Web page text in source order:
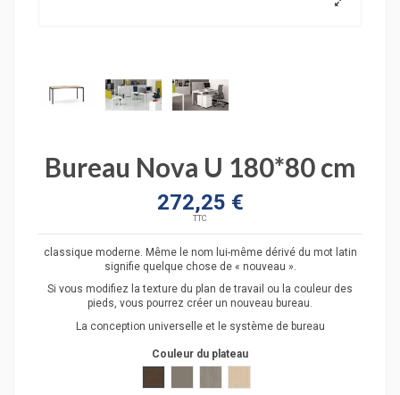
Bureau Nova U 180*80 cm
272,25 €
TTC
classique moderne. Même le nom lui-même dérivé du mot latin
signifie quelque chose de « nouveau ».
Si vous modifiez la texture du plan de travail ou la couleur des
pieds, vous pourrez créer un nouveau bureau.
La conception universelle et le système de bureau
Couleur du plateau